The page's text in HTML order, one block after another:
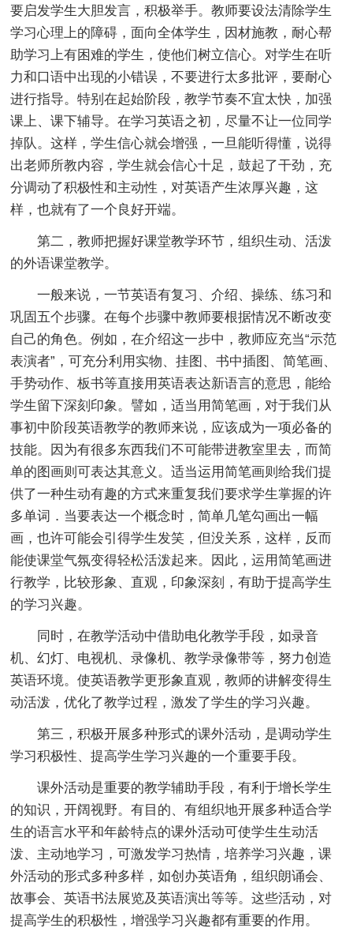
要启发学生大胆发言，积极举手。教师要设法清除学生
学习心理上的障碍，面向全体学生，因材施教，耐心帮
助学习上有困难的学生，使他们树立信心。对学生在听
力和口语中出现的小错误，不要进行太多批评，要耐心
进行指导。特别在起始阶段，教学节奏不宜太快，加强
课上、课下辅导。在学习英语之初，尽量不让一位同学
掉队。这样，学生信心就会增强，一旦能听得懂，说得
出老师所教内容，学生就会信心十足，鼓起了干劲，充
分调动了积极性和主动性，对英语产生浓厚兴趣，这
样，也就有了一个良好开端。
第二，教师把握好课堂教学环节，组织生动、活泼
的外语课堂教学。
一般来说，一节英语有复习、介绍、操练、练习和
巩固五个步骤。在每个步骤中教师要根据情况不断改变
自己的角色。例如，在介绍这一步中，教师应充当“示范
表演者”，可充分利用实物、挂图、书中插图、简笔画、
手势动作、板书等直接用英语表达新语言的意思，能给
学生留下深刻印象。譬如，适当用简笔画，对于我们从
事初中阶段英语教学的教师来说，应该成为一项必备的
技能。因为有很多东西我们不可能带进教室里去，而简
单的图画则可表达其意义。适当运用简笔画则给我们提
供了一种生动有趣的方式来重复我们要求学生掌握的许
多单词．当要表达一个概念时，简单几笔勾画出一幅
画，也许可能会引得学生发笑，但没关系，这样，反而
能使课堂气氛变得轻松活泼起来。因此，运用简笔画进
行教学，比较形象、直观，印象深刻，有助于提高学生
的学习兴趣。
同时，在教学活动中借助电化教学手段，如录音
机、幻灯、电视机、录像机、教学录像带等，努力创造
英语环境。使英语教学更形象直观，教师的讲解变得生
动活泼，优化了教学过程，激发了学生的学习兴趣。
第三，积极开展多种形式的课外活动，是调动学生
学习积极性、提高学生学习兴趣的一个重要手段。
课外活动是重要的教学辅助手段，有利于增长学生
的知识，开阔视野。有目的、有组织地开展多种适合学
生的语言水平和年龄特点的课外活动可使学生生动活
泼、主动地学习，可激发学习热情，培养学习兴趣，课
外活动的形式多种多样，如创办英语角，组织朗诵会、
故事会、英语书法展览及英语演出等等。这些活动，对
提高学生的积极性，增强学习兴趣都有重要的作用。